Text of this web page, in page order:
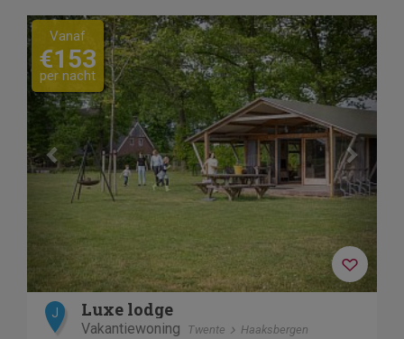
Previous Next
Vanaf
€153
per nacht
J Luxe lodge
Vakantiewoning Twente Haaksbergen